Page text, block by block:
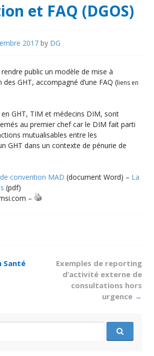
et FAQ (DGOS)
2017 by DG
public un modèle de mise à
GHT, accompagné d’une FAQ (liens en
en GHT, TIM et médecins DIM, sont
au premier chef car le DIM fait parti
mutualisables entre les
GHT dans un contexte de pénurie de
convention MAD (document Word) – La
(pdf)
–
Santé
Exemples de reporting
d’activité externe de
consultations hors
urgence →